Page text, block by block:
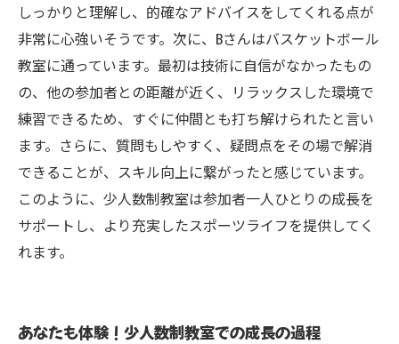
しっかりと理解し、的確なアドバイスをしてくれる点が
非常に心強いそうです。次に、Bさんはバスケットボール
教室に通っています。最初は技術に自信がなかったもの
の、他の参加者との距離が近く、リラックスした環境で
練習できるため、すぐに仲間とも打ち解けられたと言い
ます。さらに、質問もしやすく、疑問点をその場で解消
できることが、スキル向上に繋がったと感じています。
このように、少人数制教室は参加者一人ひとりの成長を
サポートし、より充実したスポーツライフを提供してく
れます。
あなたも体験！少人数制教室での成長の過程